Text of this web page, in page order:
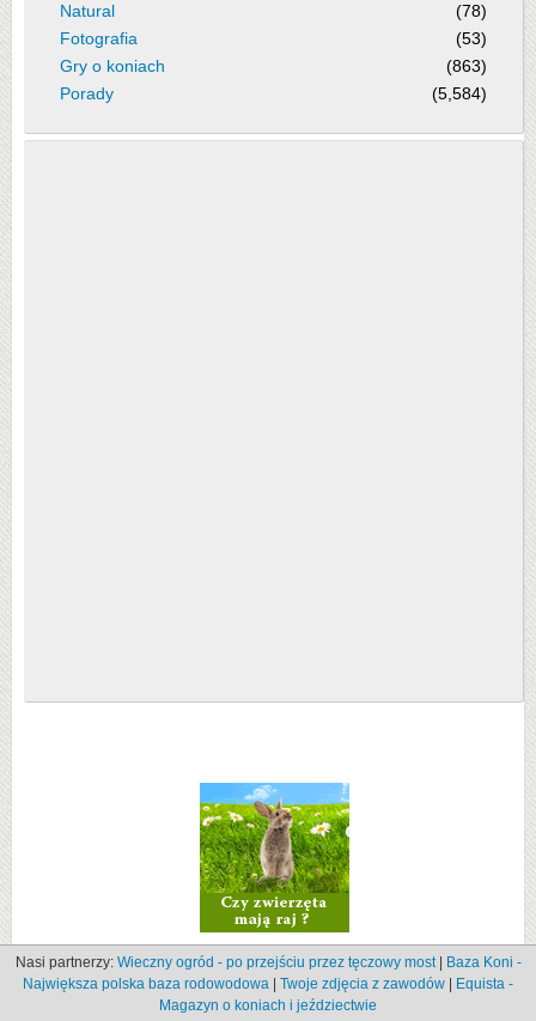
Natural
(78)
Fotografia
(53)
Gry o koniach
(863)
Porady
(5,584)
Nasi partnerzy: Wieczny ogród - po przejściu przez tęczowy most|
Baza Koni -
Największa polska baza rodowodowa
Twoje zdjęcia z zawodów
Equista -
Magazyn o koniach i jeździectwie